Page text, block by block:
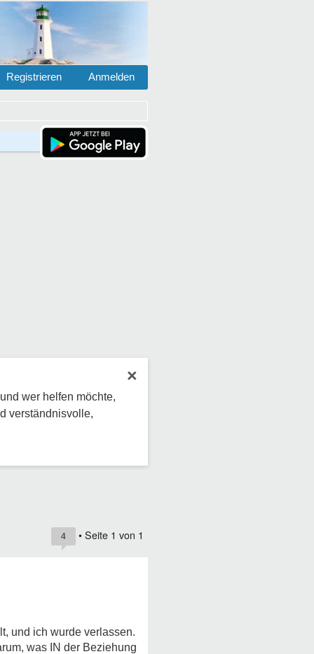
Anmelden
Registrieren
×
wer helfen möchte,
verständnisvolle,
4 • Seite 1 von 1
und ich wurde verlassen.
was IN der Beziehung